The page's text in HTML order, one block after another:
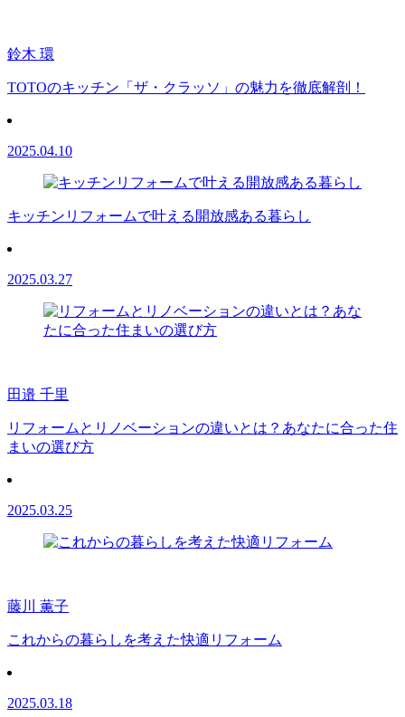
鈴木 環
TOTOのキッチン「ザ・クラッソ」の魅力を徹底解剖！
2025.04.10
キッチンリフォームで叶える開放感ある暮らし
2025.03.27
田邉 千里
リフォームとリノベーションの違いとは？あなたに合った住
まいの選び方
2025.03.25
藤川 薫子
これからの暮らしを考えた快適リフォーム
2025.03.18